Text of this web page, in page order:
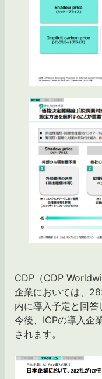
CDP（CDP
企業においては、
内に導入予定と回答
今後、ICPの導入企
されます。